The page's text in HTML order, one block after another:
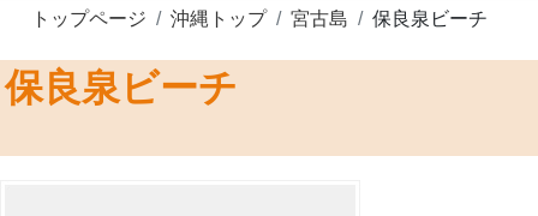
トップページ 沖縄トップ 宮古島 保良泉ビーチ
保良泉ビーチ